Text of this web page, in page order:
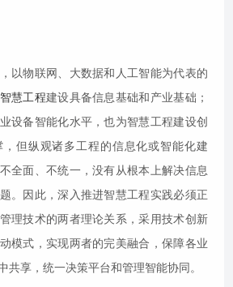
以物联网、大数据和人工智能为代表的
智慧工程建设具备信息基础和产业基础；
设备智能化水平，也为智慧工程建设创
但纵观诸多工程的信息化或智能化建
全面、不统一，没有从根本上解决信息
。因此，深入推进智慧工程实践必须正
理技术的两者理论关系，采用技术创新
模式，实现两者的完美融合，保障各业
共享，统一决策平台和管理智能协同。